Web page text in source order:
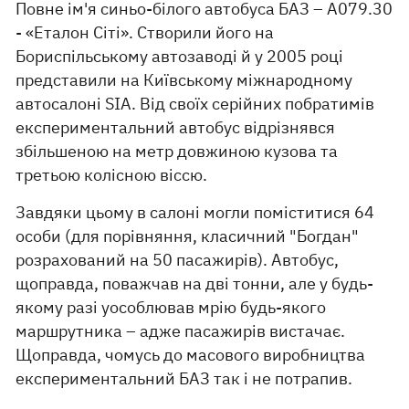
Повне ім'я синьо-білого автобуса БАЗ – А079.30
- «Еталон Сіті». Створили його на
Бориспільському автозаводі й у 2005 році
представили на Київському міжнародному
автосалоні SIA. Від своїх серійних побратимів
експериментальний автобус відрізнявся
збільшеною на метр довжиною кузова та
третьою колісною віссю.
Завдяки цьому в салоні могли поміститися 64
особи (для порівняння, класичний "Богдан"
розрахований на 50 пасажирів). Автобус,
щоправда, поважчав на дві тонни, але у будь-
якому разі уособлював мрію будь-якого
маршрутника – адже пасажирів вистачає.
Щоправда, чомусь до масового виробництва
експериментальний БАЗ так і не потрапив.